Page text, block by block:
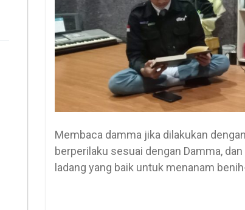
Membaca damma jika dilakukan
berperilaku sesuai dengan Damma,
ladang yang baik untuk menanam